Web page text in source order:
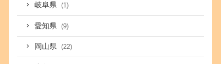
岐阜県 (1)
愛知県 (9)
岡山県 (22)